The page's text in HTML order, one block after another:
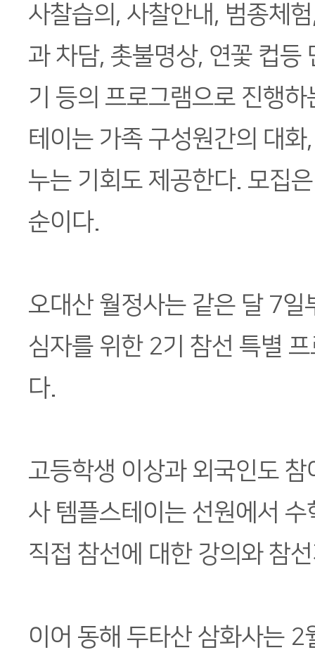
사찰습의, 사찰안내, 범종체
과 차담, 촛불명상, 연꽃 컵등
기 등의 프로그램으로 진행
테이는 가족 구성원간의 대화
누는 기회도 제공한다. 모집
순이다.
오대산 월정사는 같은 달 7일
심자를 위한 2기 참선 특별
다.
고등학생 이상과 외국인도
사 템플스테이는 선원에서
직접 참선에 대한 강의와 참
이어 동해 두타산 삼화사는